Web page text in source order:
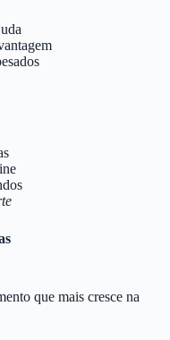
que mais cresce na